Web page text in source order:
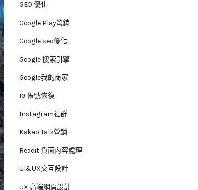
GEO 優化
Google Play營銷
Google seo優化
Google 搜索引擎
Google我的商家
IG 帳號恢復
Instagram社群
Kakao Talk營銷
Reddit 負面內容處理
UI&UX交互設計
UX 高端網頁設計